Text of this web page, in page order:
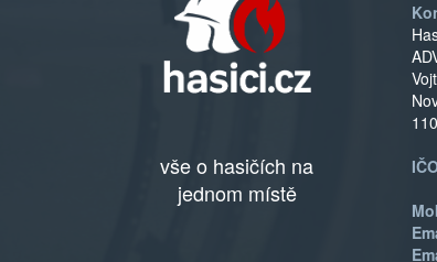
vše o hasičích na
jednom místě